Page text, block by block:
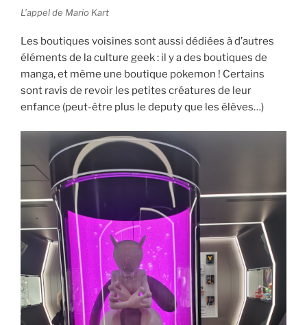
L’appel de Mario Kart
Les boutiques voisines sont aussi dédiées à d’autres
éléments de la culture geek : il y a des boutiques de
manga, et même une boutique pokemon ! Certains
sont ravis de revoir les petites créatures de leur
enfance (peut-être plus le deputy que les élèves…)